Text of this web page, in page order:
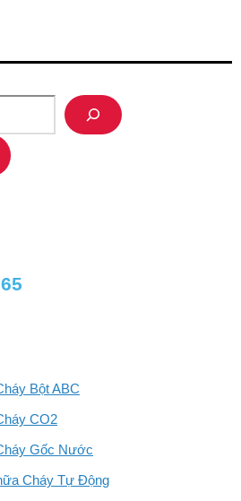
Bột ABC
CO2
Gốc Nước
Cháy Tự Động